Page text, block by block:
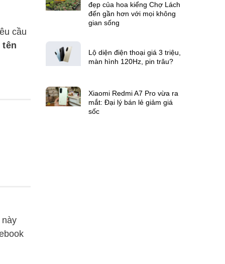
cầu
tên
đẹp của hoa kiểng Chợ Lách
đến gần hơn với mọi không
gian sống
Lộ diện điện thoại giá 3 triệu,
màn hình 120Hz, pin trâu?
Xiaomi Redmi A7 Pro vừa ra
mắt: Đại lý bán lẻ giảm giá
sốc